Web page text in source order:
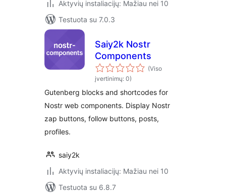
Aktyvių instaliacijų: Mažiau nei 10
Testuota su 7.0.3
Saiy2k Nostr
Components
(Viso
įvertinimų: 0)
Gutenberg blocks and shortcodes for
Nostr web components. Display Nostr
zap buttons, follow buttons, posts,
profiles.
saiy2k
Aktyvių instaliacijų: Mažiau nei 10
Testuota su 6.8.7